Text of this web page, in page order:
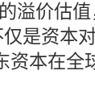
溢价估
是资本
资本在全